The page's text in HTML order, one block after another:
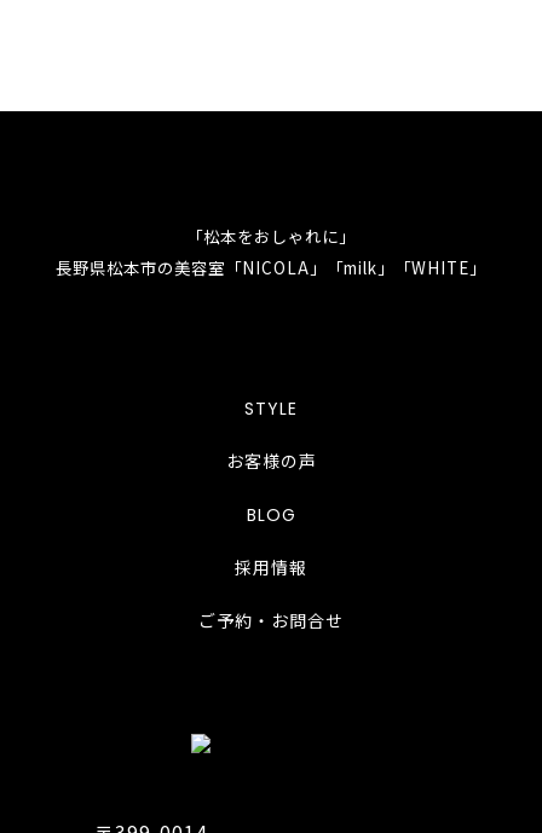
「松本をおしゃれに」
長野県松本市の美容室「NICOLA」「milk」「WHITE」
STYLE
お客様の声
BLOG
採用情報
ご予約・お問合せ